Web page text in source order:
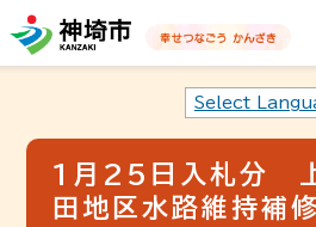
音声読み上げ用ナビゲーションです。
本文へ移動します
ページ最後（フッター）へ移動します
音声読み上げ用ナビゲーションはここまでで
Select
1月25日入札分
田地区水路維持補